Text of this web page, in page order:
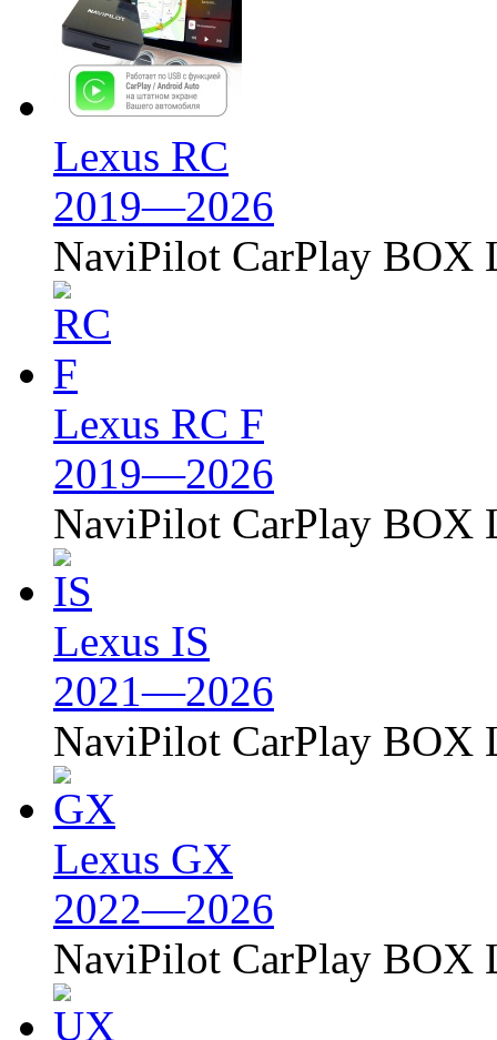
Lexus RC
2019—2026
NaviPilot CarPlay BOX
Lexus RC F
2019—2026
NaviPilot CarPlay BOX
Lexus IS
2021—2026
NaviPilot CarPlay BOX
Lexus GX
2022—2026
NaviPilot CarPlay BOX